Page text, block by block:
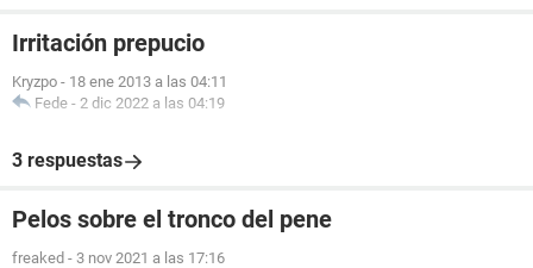
Irritación prepucio
Kryzpo - 18 ene 2013 a las 04:11
Fede - 2 dic 2022 a las 04:19
3 respuestas
Pelos sobre el tronco del pene
freaked - 3 nov 2021 a las 17:16